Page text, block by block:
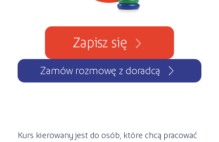
Zapisz się
Zamów rozmowę z doradcą
Kurs kierowany jest do osób, które chcą pracować